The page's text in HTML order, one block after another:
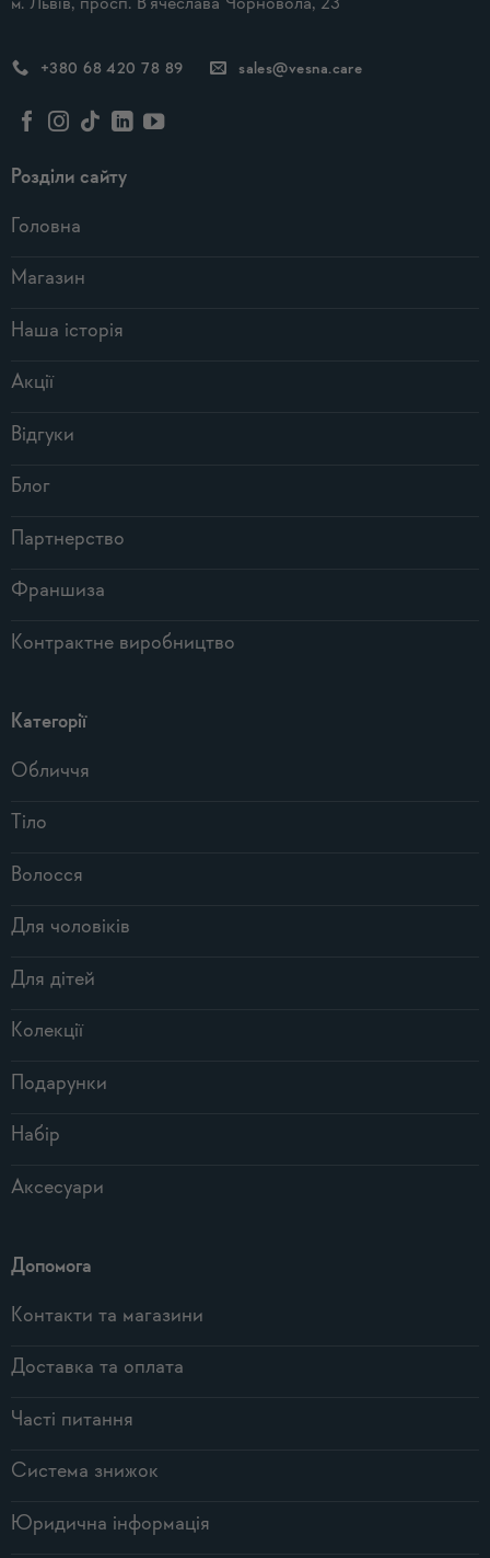
м. Львів, просп. В'ячеслава Чорновола, 23
+380 68 420 78 89 sales@vesna.care
Розділи сайту
Головна
Магазин
Наша історія
Акції
Відгуки
Блог
Партнерство
Франшиза
Контрактне виробництво
Категорії
Обличчя
Тіло
Волосся
Для чоловіків
Для дітей
Колекції
Подарунки
Набір
Аксесуари
Допомога
Контакти та магазини
Доставка та оплата
Часті питання
Система знижок
Юридична інформація